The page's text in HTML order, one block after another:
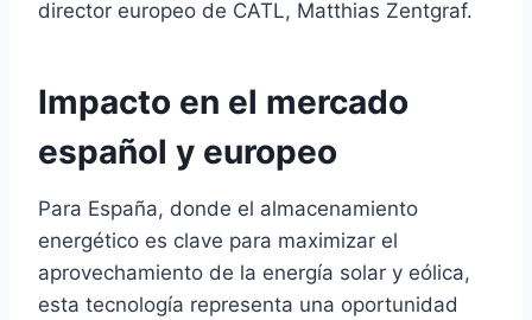
director europeo de CATL, Matthias Zentgraf.
Impacto en el mercado
español y europeo
Para España, donde el almacenamiento
energético es clave para maximizar el
aprovechamiento de la energía solar y eólica,
esta tecnología representa una oportunidad